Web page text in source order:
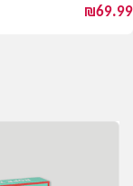
לילדים וילדות
₪69.99